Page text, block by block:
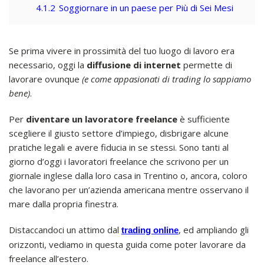
4.1.2 Soggiornare in un paese per Più di Sei Mesi
Se prima vivere in prossimità del tuo luogo di lavoro era
necessario, oggi la diffusione di internet permette di
lavorare ovunque (e come appasionati di trading lo sappiamo
bene).
Per diventare un lavoratore freelance è sufficiente
scegliere il giusto settore d’impiego, disbrigare alcune
pratiche legali e avere fiducia in se stessi. Sono tanti al
giorno d’oggi i lavoratori freelance che scrivono per un
giornale inglese dalla loro casa in Trentino o, ancora, coloro
che lavorano per un’azienda americana mentre osservano il
mare dalla propria finestra.
Distaccandoci un attimo dal trading online, ed ampliando gli
orizzonti, vediamo in questa guida come poter lavorare da
freelance all’estero.